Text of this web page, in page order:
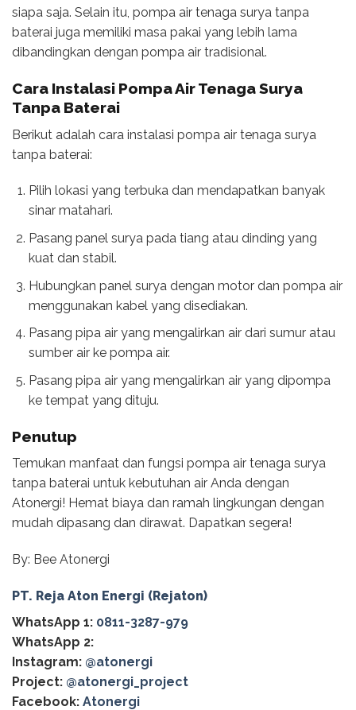
siapa saja. Selain itu, pompa air tenaga surya tanpa
baterai juga memiliki masa pakai yang lebih lama
dibandingkan dengan pompa air tradisional.
Cara Instalasi Pompa Air Tenaga Surya
Tanpa Baterai
Berikut adalah cara instalasi pompa air tenaga surya
tanpa baterai:
Pilih lokasi yang terbuka dan mendapatkan banyak
sinar matahari.
Pasang panel surya pada tiang atau dinding yang
kuat dan stabil.
Hubungkan panel surya dengan motor dan pompa air
menggunakan kabel yang disediakan.
Pasang pipa air yang mengalirkan air dari sumur atau
sumber air ke pompa air.
Pasang pipa air yang mengalirkan air yang dipompa
ke tempat yang dituju.
Penutup
Temukan manfaat dan fungsi pompa air tenaga surya
tanpa baterai untuk kebutuhan air Anda dengan
Atonergi! Hemat biaya dan ramah lingkungan dengan
mudah dipasang dan dirawat. Dapatkan segera!
By: Bee Atonergi
PT. Reja Aton Energi (Rejaton)
WhatsApp 1: 0811-3287-979
WhatsApp 2:
Instagram: @atonergi
Project: @atonergi_project
Facebook: Atonergi